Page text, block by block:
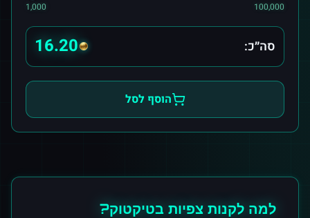
1,000 100,000
סה״כ: 16.20
הוסף לסל
למה לקנות צפיות בטיקטוק?